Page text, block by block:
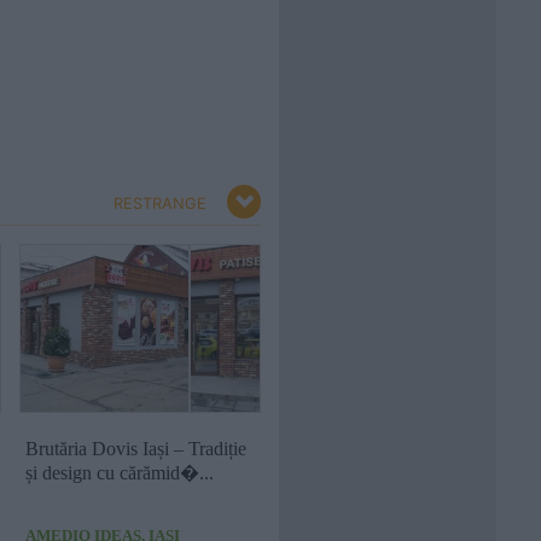
Brutăria Dovis Iași – Tradiție
și design cu cărămid�...
AMEDIO IDEAS, IASI
RESTRANGE